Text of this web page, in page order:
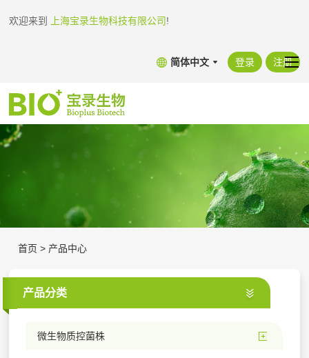
欢迎来到 上海宝录生物科技有限公司!
简体中文 登录 注册
首页 > 产品中心
产品分类
微生物质控菌株